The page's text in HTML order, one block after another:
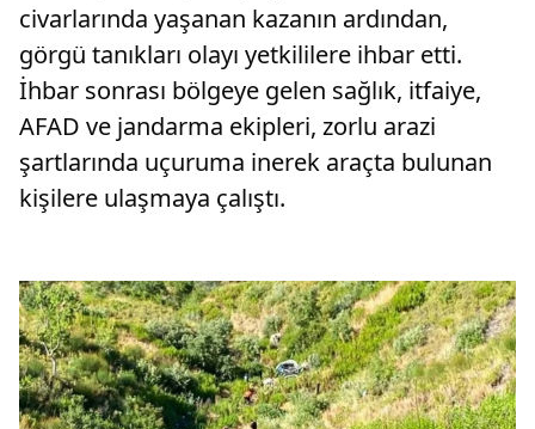
civarlarında yaşanan kazanın ardından,
görgü tanıkları olayı yetkililere ihbar etti.
İhbar sonrası bölgeye gelen sağlık, itfaiye,
AFAD ve jandarma ekipleri, zorlu arazi
şartlarında uçuruma inerek araçta bulunan
kişilere ulaşmaya çalıştı.